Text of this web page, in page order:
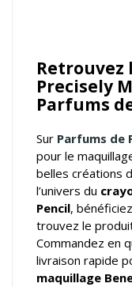
Retrouvez
Precisely
Parfums
Sur Parfums de
pour le
belles créations
l’univers du
Pencil,
trouvez le
Commandez en
livraison rapide
maquillage